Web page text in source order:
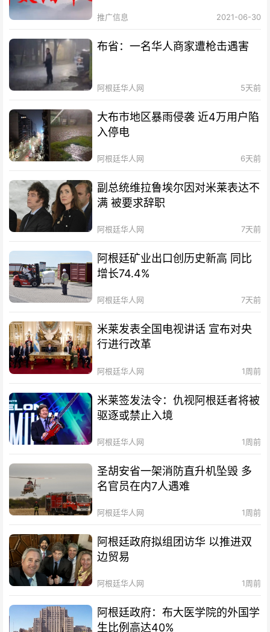
推广信息 2021-06-30
布省：一名华人商家遭枪击遇害
阿根廷华人网 5天前
大布市地区暴雨侵袭 近4万用户陷
入停电
阿根廷华人网 6天前
副总统维拉鲁埃尔因对米莱表达不
满 被要求辞职
阿根廷华人网 7天前
阿根廷矿业出口创历史新高 同比
增长74.4%
阿根廷华人网 7天前
米莱发表全国电视讲话 宣布对央
行进行改革
阿根廷华人网 1周前
米莱签发法令：仇视阿根廷者将被
驱逐或禁止入境
阿根廷华人网 1周前
圣胡安省一架消防直升机坠毁 多
名官员在内7人遇难
阿根廷华人网 1周前
阿根廷政府拟组团访华 以推进双
边贸易
阿根廷华人网 1周前
阿根廷政府：布大医学院的外国学
生比例高达40%